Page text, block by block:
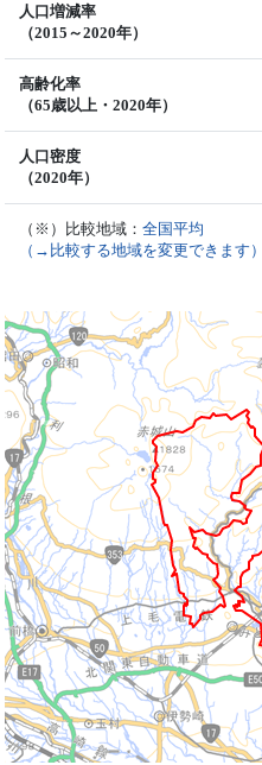
人口増減率
（2015～2020年）
高齢化率
（65歳以上・2020年）
人口密度
（2020年）
（※）比較地域：全国平均
（→比較する地域を変更できます）